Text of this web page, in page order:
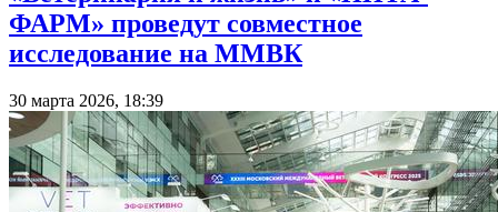
ФАРМ» проведут совместное
исследование на ММВК
30 марта 2026, 18:39